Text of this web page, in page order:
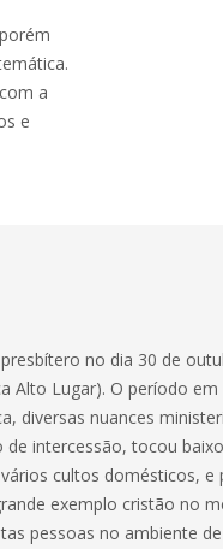
a
e
no dia 30 de
Alto Lugar). O período
diversas nuances
de intercessão, tocou
cultos domésticos,
exemplo cristão no
pessoas no ambiente